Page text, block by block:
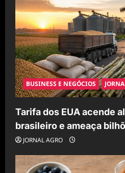
BUSINESS E NEGÓCIOS
Tarifa dos EUA acende
brasileiro e ameaça
JORNAL AGRO